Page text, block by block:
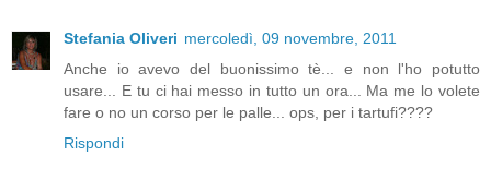
Stefania Oliveri mercoledì, 09 novembre, 2011
Anche io avevo del buonissimo tè... e non l'ho potutto
usare... E tu ci hai messo in tutto un ora... Ma me lo volete
fare o no un corso per le palle... ops, per i tartufi????
Rispondi